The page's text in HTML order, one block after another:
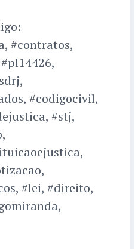
#contratos,
#codigocivil,
#stj,
#lei, #direito,